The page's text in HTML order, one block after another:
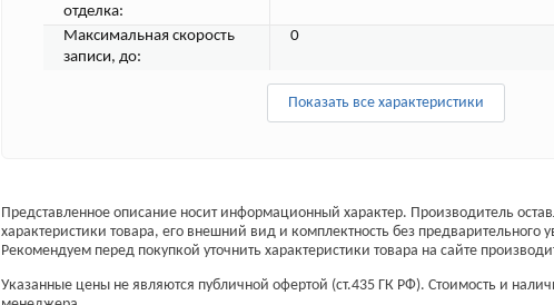
отделка:
Максимальная скорость
записи, до:
0
Показать все характеристики
Представленное описание носит информационный характер. Производитель
характеристики товара, его внешний вид и комплектность без предварительного
Рекомендуем перед покупкой уточнить характеристики товара на сайте
Указанные цены не являются публичной офертой (ст.435 ГК РФ). Стоимость и